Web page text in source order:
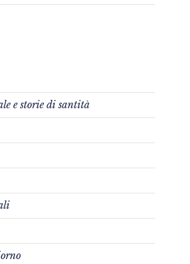
e storie di santità